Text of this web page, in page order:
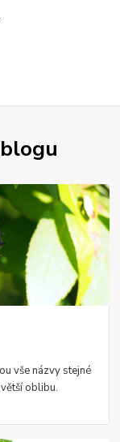
vše názvy stejné
oblibu.